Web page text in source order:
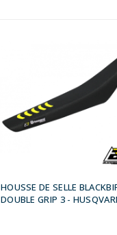
HOUSSE DE SELLE
DOUBLE GRIP 3 -